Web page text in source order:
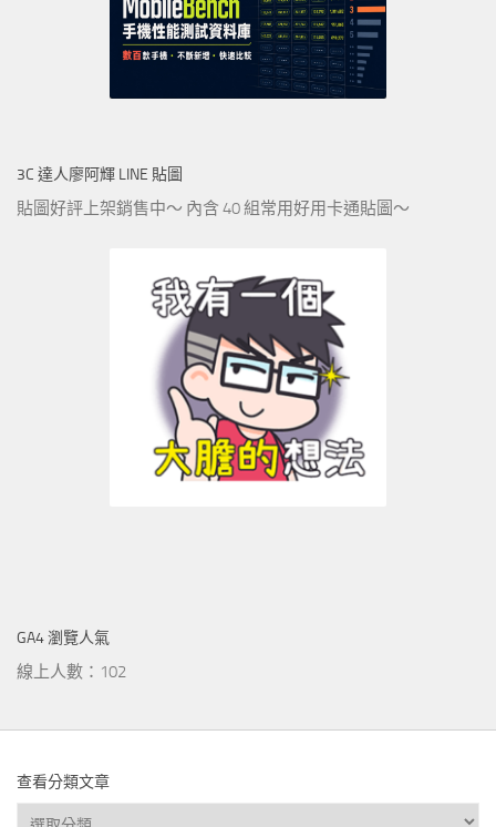
3C 達人廖阿輝 LINE 貼圖
貼圖好評上架銷售中～ 內含 40 組常用好用卡通貼圖～
GA4 瀏覽人氣
線上人數：102
查看分類文章
查